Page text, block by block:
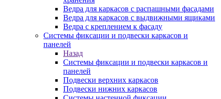
Ведра для каркасов с распашными фасадами
Ведра для каркасов с выдвижными ящиками
Ведра с креплением к фасаду
Системы фиксации и подвески каркасов и
панелей
Назад
Системы фиксации и подвески каркасов и
панелей
Подвески верхних каркасов
Подвески нижних каркасов